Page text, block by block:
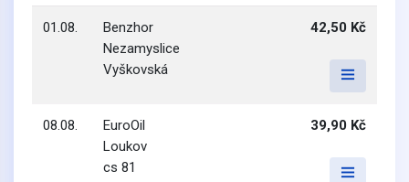
01.08.
Benzhor
Nezamyslice
Vyškovská
42,50 Kč
08.08.
EuroOil
Loukov
cs 81
39,90 Kč